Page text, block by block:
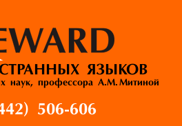
ЯЗЫКОВ
наук, профессора А.М. Митиной
506-606